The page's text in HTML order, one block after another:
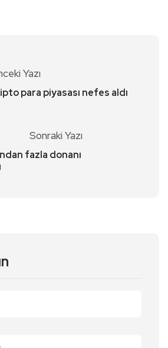
Yazı
para piyasası nefes aldı
Sonraki Yazı
fazla donanı